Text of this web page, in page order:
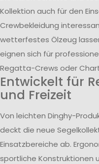
Kollektion auch für den
Crewbekleidung
wetterfestes Ölzeug
eignen sich für
Regatta-Crews oder
Entwickelt für
und Freizeit
Von leichten Dinghy-
deckt die neue
Einsatzbereiche ab.
sportliche Konstruktionen